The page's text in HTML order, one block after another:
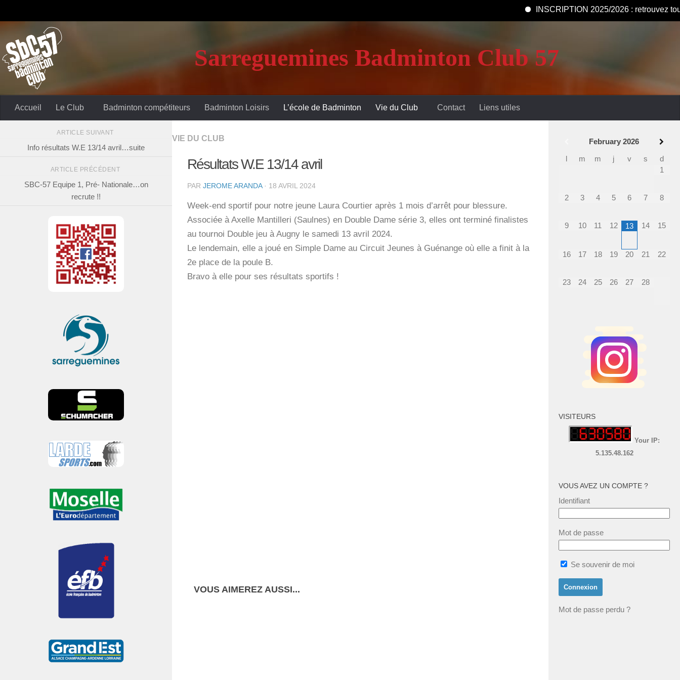
INSCRIPTION 2025/2026 : retrouvez tous
Sarreguemines Badminton Club 57
Accueil Le Club Badminton compétiteurs Badminton Loisirs L’école de Badminton Vie du Club Contact Liens utiles
VIE DU CLUB
Résultats W.E 13/14 avril
PAR JEROME ARANDA · 18 AVRIL 2024
Week-end sportif pour notre jeune Laura Courtier après 1 mois d’arrêt pour blessure.
Associée à Axelle Mantilleri (Saulnes) en Double Dame série 3, elles ont terminé finalistes
au tournoi Double jeu à Augny le samedi 13 avril 2024.
Le lendemain, elle a joué en Simple Dame au Circuit Jeunes à Guénange où elle a finit à la
2e place de la poule B.
Bravo à elle pour ses résultats sportifs !
VOUS AIMEREZ AUSSI...
ARTICLE SUIVANT
Info résultats W.E 13/14 avril…suite
ARTICLE PRÉCÉDENT
SBC-57 Equipe 1, Pré- Nationale…on
recrute !!
February 2026
l
m m j v s
d
1
2 3 4 5 6 7 8
9 10 11 12 13 14 15
16 17 18 19 20 21 22
23 24 25 26 27 28
VISITEURS
Your IP:
5.135.48.162
VOUS AVEZ UN COMPTE ?
Identifiant
Mot de passe
Se souvenir de moi
Mot de passe perdu ?